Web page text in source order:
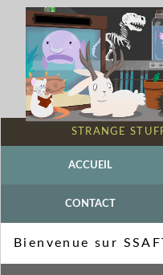
STRANGE
ACCUEIL
CONTACT
Bienvenue sur